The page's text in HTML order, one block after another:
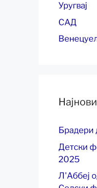
Уругвај
САД
Брадери
Детски
2025
Л'Аббеј